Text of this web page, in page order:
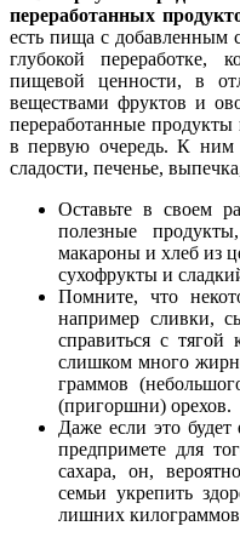
переработанных
есть пища с добавленным
глубокой переработке,
пищевой ценности, в
веществами фруктов и
переработанные
в первую очередь. К ним
сладости, печенье,
Оставьте в своем
полезные
макароны и хлеб из
сухофрукты и
Помните, что
например сливки,
справиться с тягой
слишком много
граммов
(пригоршни) орехов.
Даже если это
предпримете для
сахара, он,
семьи укрепить
лишних